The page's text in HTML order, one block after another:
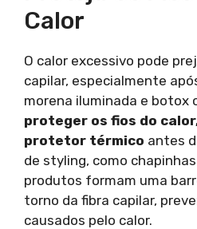
Calor
O calor excessivo pode
capilar, especialmente
morena iluminada e botox
proteger os fios do
protetor térmico antes
de styling, como
produtos formam uma
torno da fibra capilar,
causados pelo calor.